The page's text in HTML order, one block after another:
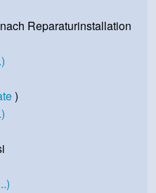
Reparaturinstallation
)